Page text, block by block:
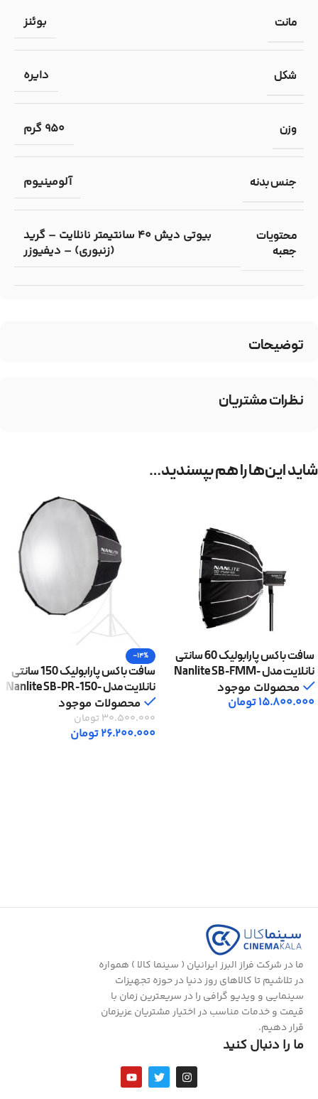
توضیحات
مانت بوئنز
شکل دایره
وزن 950 گرم
جنس بدنه آلومینیوم
محتویات
جعبه
بیوتی دیش 40 سانتیمتر نانلایت – گرید
(زنبوری) – دیفیوزر
نظرات مشتریان
شاید این‌ها را هم بپسندید…
سافت باکس پارابولیک 60 سانتی
نانلایت مدل Nanlite SB-FMM-
60 محصولات موجود
15.800.000تومان
-14%
سافت باکس پارابولیک 150 سانتی
نانلایت مدل Nanlite SB-PR-150-
Q محصولات موجود
30.500.000 تومان
26.200.000تومان
ما در شرکت فراز البرز ایرانیان ( سینما کالا ) همواره
در تلاشیم تا کالاهای روز دنیا در حوزه تجهیزات
سینمایی و ویدیو گرافی را در سریعترین زمان با
قیمت و خدمات مناسب در اختیار مشتریان عزیزمان
قرار دهیم.
ما را دنبال کنید